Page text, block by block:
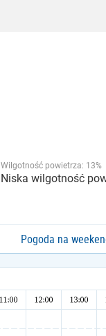
Wilgotność powietrza: 13%
Niska wilgotność
Pogoda na